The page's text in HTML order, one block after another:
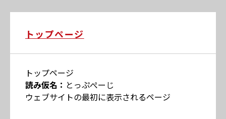
トップページ
トップページ
読み仮名： とっぷぺーじ
ウェブサイトの最初に表示されるページ